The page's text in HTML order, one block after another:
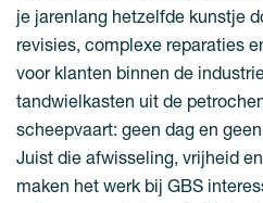
je jarenlang hetzelfde kunstje
revisies, complexe reparaties
voor klanten binnen de
tandwielkasten uit de
scheepvaart: geen dag en
Juist die afwisseling, vrijheid
maken het werk bij GBS